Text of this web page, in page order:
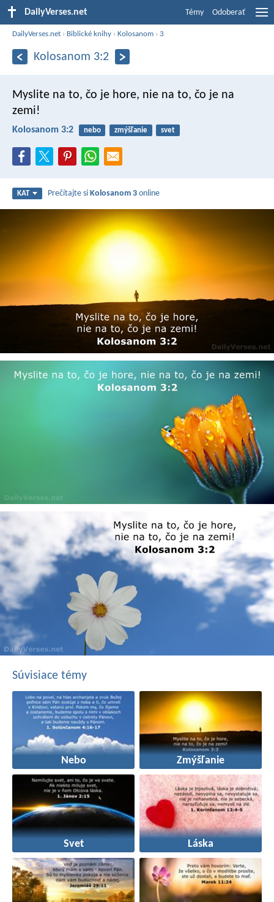
DailyVerses.net Témy Odoberať
DailyVerses.net › Biblické knihy ›Kolosanom ›3
Kolosanom 3:2
Myslite na to, čo je hore, nie na to, čo je na
zemi!
Kolosanom 3:2 nebo zmýšľanie svet
KAT Prečítajte siKolosanom 3 online
Súvisiace témy
Nebo Zmýšľanie
Svet Láska